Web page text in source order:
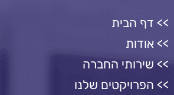
דף הבית
אודות
שירותי החברה
הפרויקטים שלנו